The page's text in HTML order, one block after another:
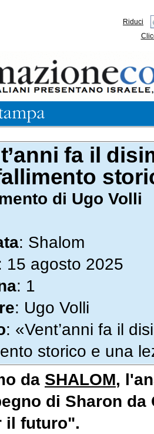
Riduci
fa il
di Ugo Volli
: Shalom
15 agosto 2025
: 1
: Ugo Volli
: «Vent’anni fa il
storico e una
da SHALOM,
di Sharon
il futuro".